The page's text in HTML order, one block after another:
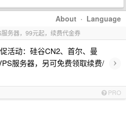
About · Language
务器，99元起，续费代金券
活动：硅谷CN2、首尔、曼
服务器，另可免费领取续费/
›
PRO